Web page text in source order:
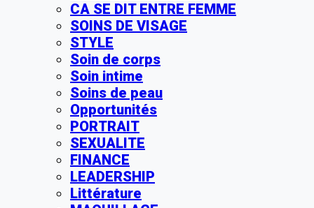
CA SE DIT ENTRE FEMME
SOINS DE VISAGE
STYLE
Soin de corps
Soin intime
Soins de peau
Opportunités
PORTRAIT
SEXUALITE
FINANCE
LEADERSHIP
Littérature